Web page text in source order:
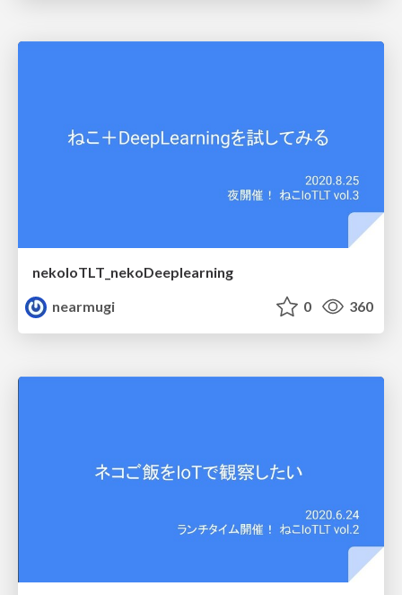
nekoIoTLT_nekoDeeplearning
nearmugi
0 360